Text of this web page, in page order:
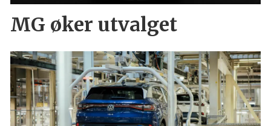
MG øker utvalget